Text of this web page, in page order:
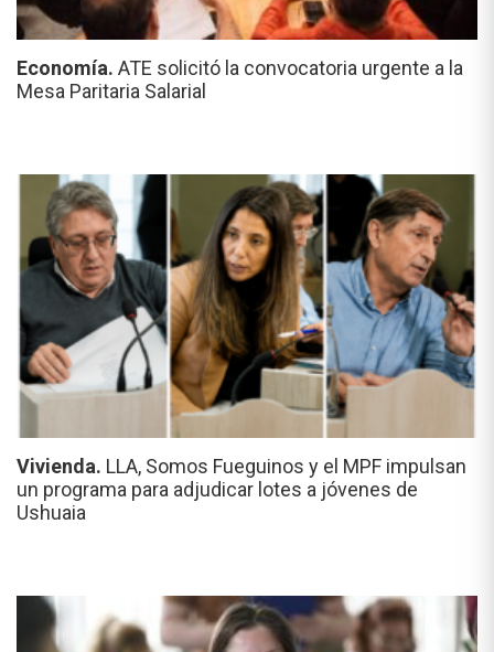
Economía. ATE solicitó la convocatoria urgente a la
Mesa Paritaria Salarial
Vivienda. LLA, Somos Fueguinos y el MPF impulsan
un programa para adjudicar lotes a jóvenes de
Ushuaia